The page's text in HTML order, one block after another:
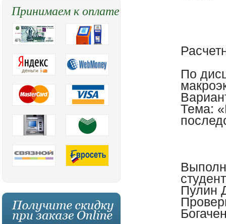
По
Тема:
Пулин
Принимаем к оплате